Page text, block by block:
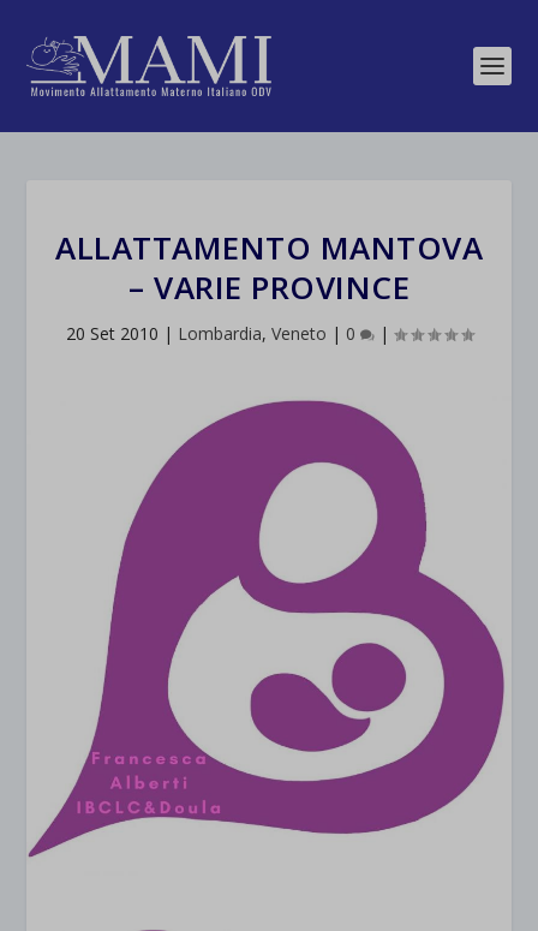
ALLATTAMENTO MANTOVA
– VARIE PROVINCE
20 Set 2010 | Lombardia, Veneto | 0 |